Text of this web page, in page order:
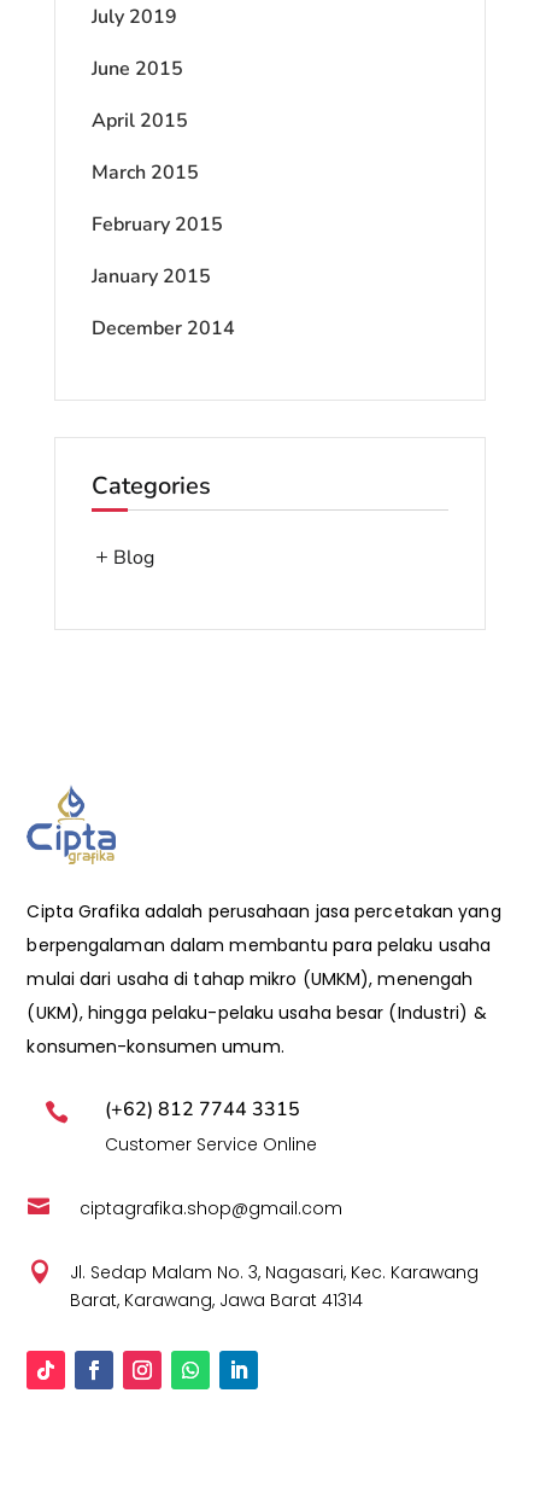
July 2019
June 2015
April 2015
March 2015
February 2015
January 2015
December 2014
Categories
Blog
Cipta Grafika adalah perusahaan jasa percetakan yang
berpengalaman dalam membantu para pelaku usaha
mulai dari usaha di tahap mikro (UMKM), menengah
(UKM), hingga pelaku-pelaku usaha besar (Industri) &
konsumen-konsumen umum.
 (+62) 812 7744 3315
Customer Service Online
 ciptagrafika.shop@gmail.com

Jl. Sedap Malam No. 3, Nagasari, Kec. Karawang
Barat, Karawang, Jawa Barat 41314